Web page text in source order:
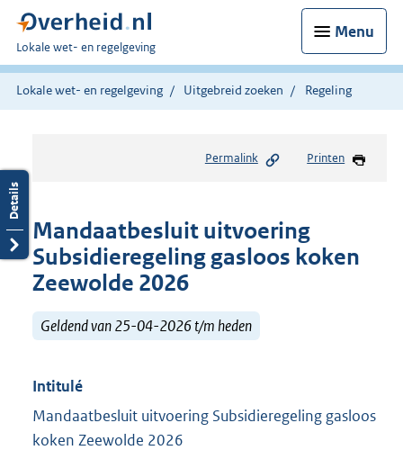
Menu
U
bent
hier:
Lokale wet- en regelgeving
Lokale wet- en regelgeving Uitgebreid zoeken Regeling
Permalink Printen
Mandaatbesluit uitvoering
Subsidieregeling gasloos koken
Zeewolde 2026
Geldend van 25-04-2026 t/m heden
Intitulé
Mandaatbesluit uitvoering Subsidieregeling gasloos
koken Zeewolde 2026